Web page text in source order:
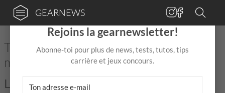
GEARNEWS
Tiptop Audio et Buchla rééditent le
module 248t
Le retour d'une légende !
×
Rejoins la gearnewsletter!
Abonne-toi pour plus de news, tests, tutos, tips
carrière et jeux concours.